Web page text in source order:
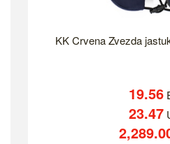
KK Crvena Zvezda
19.56
23.47